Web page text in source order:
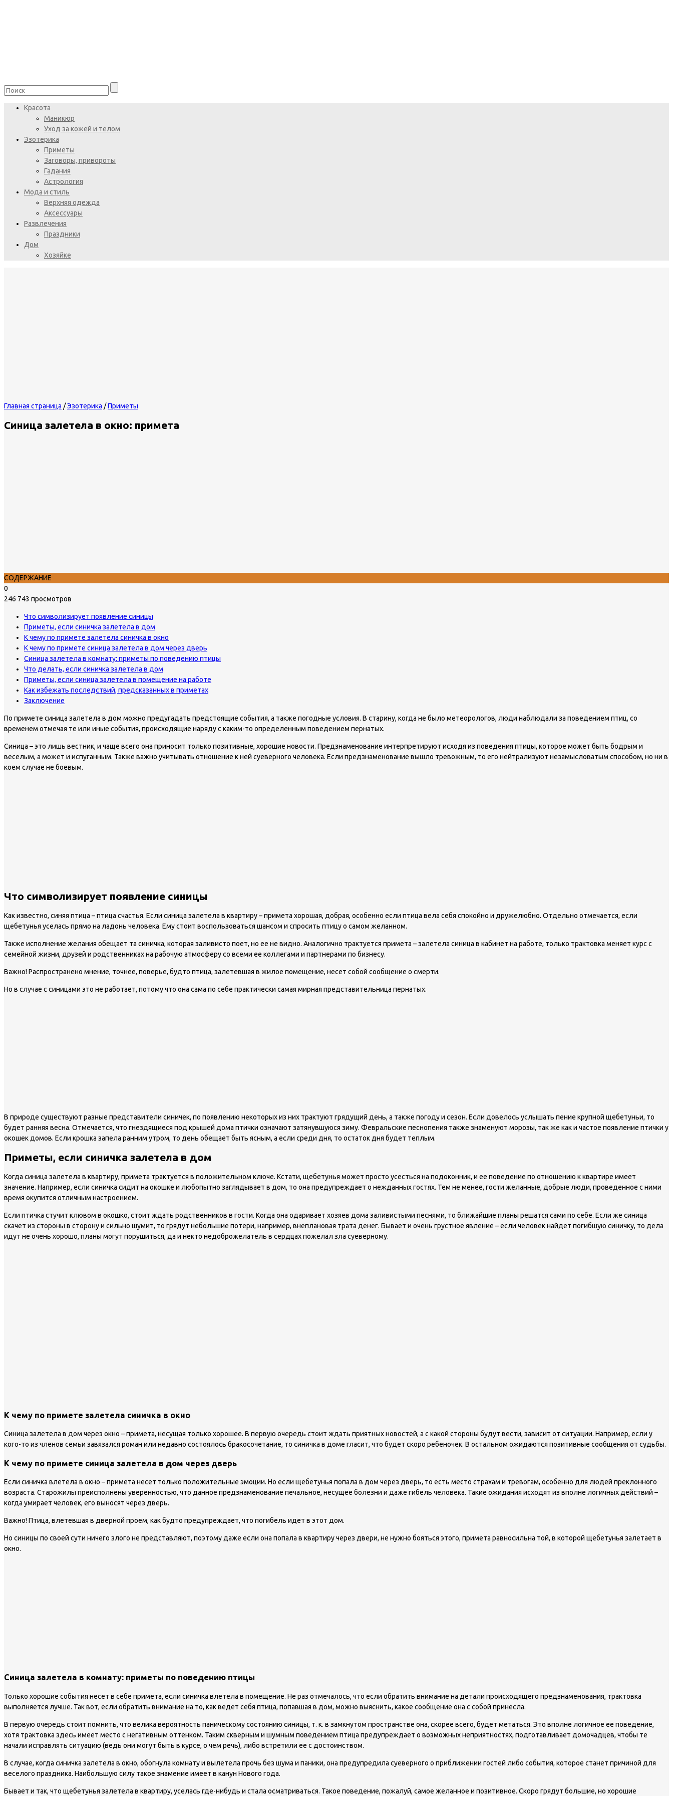
Красота
Маникюр
Уход за кожей и телом
Эзотерика
Приметы
Заговоры, привороты
Гадания
Астрология
Мода и стиль
Верхняя одежда
Аксессуары
Развлечения
Праздники
Дом
Хозяйке
Главная страница /Эзотерика /Приметы
Синица залетела в окно: примета
СОДЕРЖАНИЕ
0
246 743 просмотров
Что символизирует появление синицы
Приметы, если синичка залетела в дом
К чему по примете залетела синичка в окно
К чему по примете синица залетела в дом через дверь
Синица залетела в комнату: приметы по поведению птицы
Что делать, если синичка залетела в дом
Приметы, если синица залетела в помещение на работе
Как избежать последствий, предсказанных в приметах
Заключение
По примете синица залетела в дом можно предугадать предстоящие события, а также погодные условия. В старину, когда не было метеорологов, люди наблюдали за поведением птиц, со
временем отмечая те или иные события, происходящие наряду с каким-то определенным поведением пернатых.
Синица – это лишь вестник, и чаще всего она приносит только позитивные, хорошие новости. Предзнаменование интерпретируют исходя из поведения птицы, которое может быть бодрым и
веселым, а может и испуганным. Также важно учитывать отношение к ней суеверного человека. Если предзнаменование вышло тревожным, то его нейтрализуют незамысловатым способом, но ни в
коем случае не боевым.
Что символизирует появление синицы
Как известно, синяя птица – птица счастья. Если синица залетела в квартиру – примета хорошая, добрая, особенно если птица вела себя спокойно и дружелюбно. Отдельно отмечается, если
щебетунья уселась прямо на ладонь человека. Ему стоит воспользоваться шансом и спросить птицу о самом желанном.
Также исполнение желания обещает та синичка, которая заливисто поет, но ее не видно. Аналогично трактуется примета – залетела синица в кабинет на работе, только трактовка меняет курс с
семейной жизни, друзей и родственниках на рабочую атмосферу со всеми ее коллегами и партнерами по бизнесу.
Важно!Распространено мнение, точнее, поверье, будто птица, залетевшая в жилое помещение, несет собой сообщение о смерти.
Но в случае с синицами это не работает, потому что она сама по себе практически самая мирная представительница пернатых.
В природе существуют разные представители синичек, по появлению некоторых из них трактуют грядущий день, а также погоду и сезон. Если довелось услышать пение крупной щебетуньи, то
будет ранняя весна. Отмечается, что гнездящиеся под крышей дома птички означают затянувшуюся зиму. Февральские песнопения также знаменуют морозы, так же как и частое появление птички у
окошек домов. Если крошка запела ранним утром, то день обещает быть ясным, а если среди дня, то остаток дня будет теплым.
Приметы, если синичка залетела в дом
Когда синица залетела в квартиру, примета трактуется в положительном ключе. Кстати, щебетунья может просто усесться на подоконник, и ее поведение по отношению к квартире имеет
значение. Например, если синичка сидит на окошке и любопытно заглядывает в дом, то она предупреждает о нежданных гостях. Тем не менее, гости желанные, добрые люди, проведенное с ними
время окупится отличным настроением.
Если птичка стучит клювом в окошко, стоит ждать родственников в гости. Когда она одаривает хозяев дома заливистыми песнями, то ближайшие планы решатся сами по себе. Если же синица
скачет из стороны в сторону и сильно шумит, то грядут небольшие потери, например, внеплановая трата денег. Бывает и очень грустное явление – если человек найдет погибшую синичку, то дела
идут не очень хорошо, планы могут порушиться, да и некто недоброжелатель в сердцах пожелал зла суеверному.
К чему по примете залетела синичка в окно
Синица залетела в дом через окно – примета, несущая только хорошее. В первую очередь стоит ждать приятных новостей, а с какой стороны будут вести, зависит от ситуации. Например, если у
кого-то из членов семьи завязался роман или недавно состоялось бракосочетание, то синичка в доме гласит, что будет скоро ребеночек. В остальном ожидаются позитивные сообщения от судьбы.
К чему по примете синица залетела в дом через дверь
Если синичка влетела в окно – примета несет только положительные эмоции. Но если щебетунья попала в дом через дверь, то есть место страхам и тревогам, особенно для людей преклонного
возраста. Старожилы преисполнены уверенностью, что данное предзнаменование печальное, несущее болезни и даже гибель человека. Такие ожидания исходят из вполне логичных действий –
когда умирает человек, его выносят через дверь.
Важно!Птица, влетевшая в дверной проем, как будто предупреждает, что погибель идет в этот дом.
Но синицы по своей сути ничего злого не представляют, поэтому даже если она попала в квартиру через двери, не нужно бояться этого, примета равносильна той, в которой щебетунья залетает в
окно.
Синица залетела в комнату: приметы по поведению птицы
Только хорошие события несет в себе примета, если синичка влетела в помещение. Не раз отмечалось, что если обратить внимание на детали происходящего предзнаменования, трактовка
выполняется лучше. Так вот, если обратить внимание на то, как ведет себя птица, попавшая в дом, можно выяснить, какое сообщение она с собой принесла.
В первую очередь стоит помнить, что велика вероятность паническому состоянию синицы, т. к. в замкнутом пространстве она, скорее всего, будет метаться. Это вполне логичное ее поведение,
хотя трактовка здесь имеет место с негативным оттенком. Таким скверным и шумным поведением птица предупреждает о возможных неприятностях, подготавливает домочадцев, чтобы те
начали исправлять ситуацию (ведь они могут быть в курсе, о чем речь), либо встретили ее с достоинством.
В случае, когда синичка залетела в окно, обогнула комнату и вылетела прочь без шума и паники, она предупредила суеверного о приближении гостей либо события, которое станет причиной для
веселого праздника. Наибольшую силу такое знамение имеет в канун Нового года.
Бывает и так, что щебетунья залетела в квартиру, уселась где-нибудь и стала осматриваться. Такое поведение, пожалуй, самое желанное и позитивное. Скоро грядут большие, но хорошие